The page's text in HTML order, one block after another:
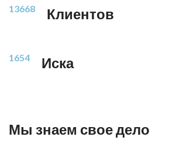
13668 Клиентов
1654 Иска
Мы знаем свое дело